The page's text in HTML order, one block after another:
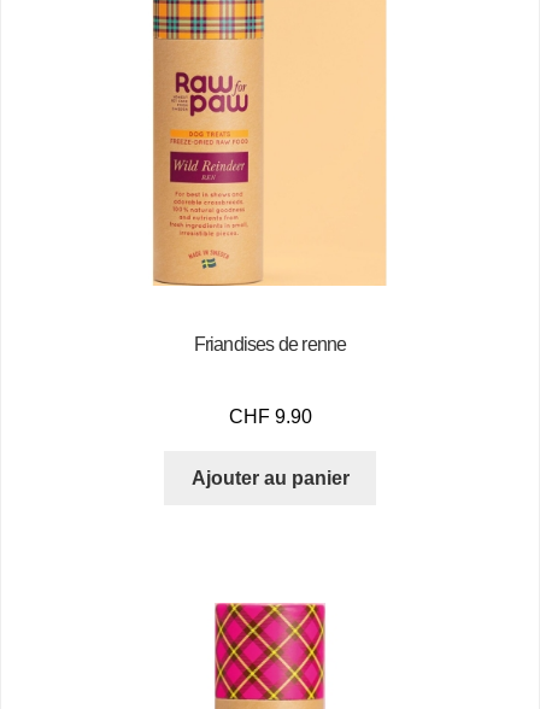
Friandises de renne
CHF9.90
Ajouter au panier